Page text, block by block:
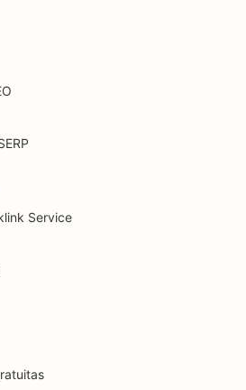
casuais
de veículos
de limpeza
Service